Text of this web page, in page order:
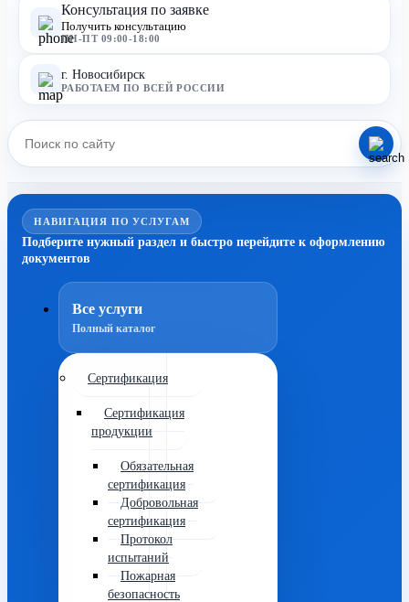
Консультация по заявке
Получить консультацию
ПН-ПТ 09:00-18:00
г. Новосибирск
РАБОТАЕМ ПО ВСЕЙ РОССИИ
НАВИГАЦИЯ ПО УСЛУГАМ
Подберите нужный раздел и быстро перейдите к оформлению
документов
Все услуги
Полный каталог
Сертификация
Сертификация
продукции
Обязательная
сертификация
Добровольная
сертификация
Протокол
испытаний
Пожарная
безопасность